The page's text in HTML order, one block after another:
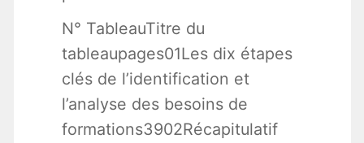
N° TableauTitre du
tableaupages01Les dix étapes
clés de l’identification et
l’analyse des besoins de
formations3902Récapitulatif